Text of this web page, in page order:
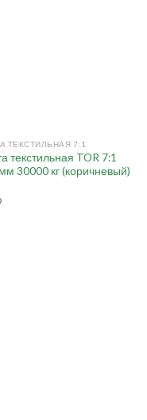
ТЕКСТИЛЬНАЯ 7:1
текстильная TOR 7:1
30000 кг (коричневый)